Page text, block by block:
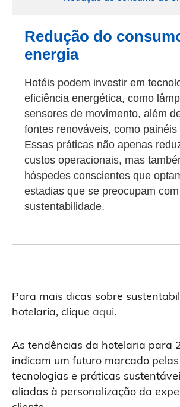
Redução do
energia
Hotéis podem investir em
eficiência energética, como
sensores de movimento, além
fontes renováveis, como painéis
Essas práticas não apenas
custos operacionais, mas
hóspedes conscientes que
estadias que se preocupam com
sustentabilidade.
Para mais dicas sobre
hotelaria, clique aqui.
As tendências da hotelaria para
indicam um futuro marcado
tecnologias e práticas
aliadas à personalização da